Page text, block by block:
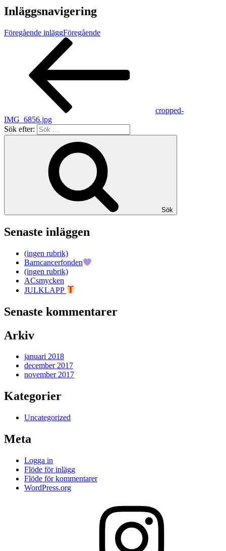
Inläggsnavigering
Föregående inläggFöregående
cropped-
IMG_6856.jpg
Sök efter:
Sök
Senaste inläggen
(ingen rubrik)
Barncancerfonden
(ingen rubrik)
ACsmycken
JULKLAPP
Senaste kommentarer
Arkiv
januari 2018
december 2017
november 2017
Kategorier
Uncategorized
Meta
Logga in
Flöde för inlägg
Flöde för kommentarer
WordPress.org